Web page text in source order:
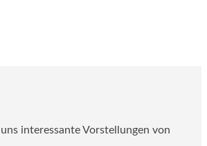
interessante Vorstellungen von